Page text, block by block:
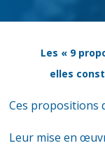
Les « 9
elles
Ces propositions
Leur mise en